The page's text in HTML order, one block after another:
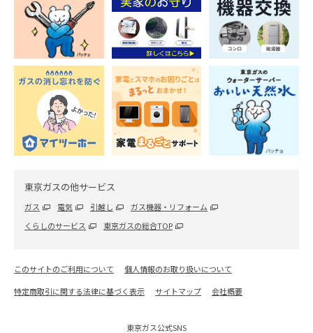
東京ガスの他サービス
ガス 電気 引越し
ガス機器・リフォーム
くらしのサービス
東京ガスの総合TOP
このサイトのご利用について
個人情報のお取り扱いについて
特定商取引に関する法律に基づく表示
サイトマップ 会社概要
東京ガス公式SNS